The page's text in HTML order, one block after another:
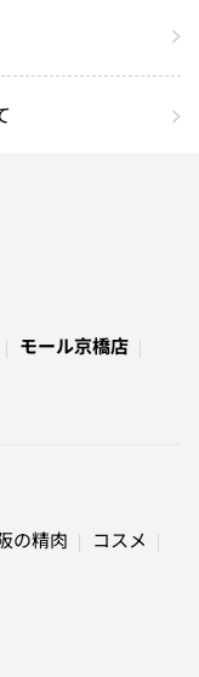
モール京橋店
の精肉
コスメ